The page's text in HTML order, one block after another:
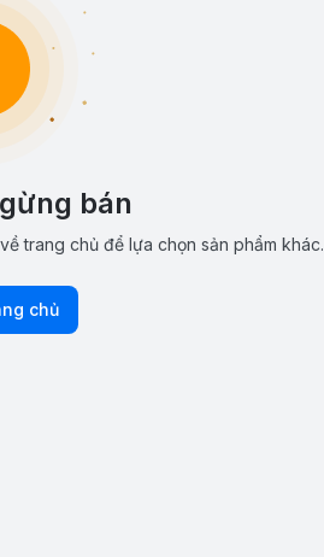
bán
trang chủ để lựa chọn sản phẩm khác.
chủ